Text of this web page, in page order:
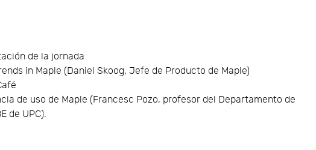
de la jornada
in Maple (Daniel Skoog, Jefe de Producto de Maple)
de uso de Maple (Francesc Pozo, profesor del Departamento de
de UPC).